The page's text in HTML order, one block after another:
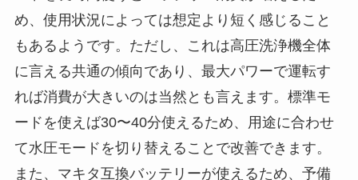
め、使用状況によっては想定より短く感じること
もあるようです。ただし、これは高圧洗浄機全体
に言える共通の傾向であり、最大パワーで運転す
れば消費が大きいのは当然とも言えます。標準モ
ードを使えば30〜40分使えるため、用途に合わせ
て水圧モードを切り替えることで改善できます。
また、マキタ互換バッテリーが使えるため、予備